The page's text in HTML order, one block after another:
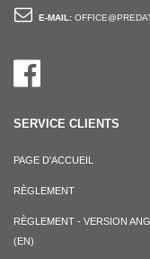
E-MAIL:
SERVICE CLIENTS
PAGE D'ACCUEIL
RÈGLEMENT
RÈGLEMENT - VERSION
(EN)